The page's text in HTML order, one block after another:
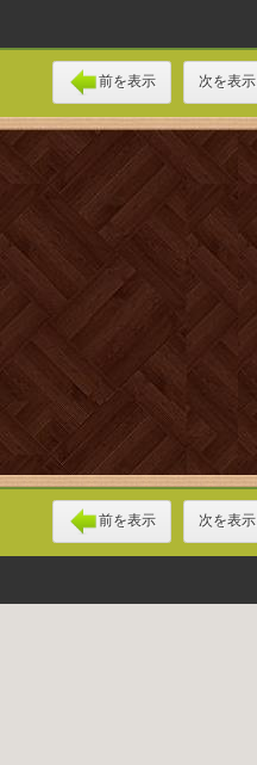
前を表示 次を表示
前を表示 次を表示